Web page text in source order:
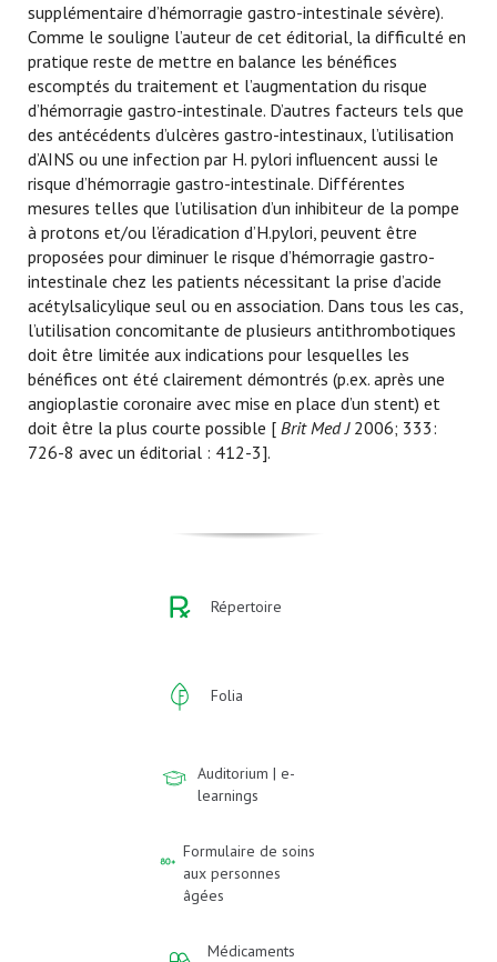
supplémentaire d’hémorragie gastro-intestinale sévère).
Comme le souligne l’auteur de cet éditorial, la difficulté en
pratique reste de mettre en balance les bénéfices
escomptés du traitement et l’augmentation du risque
d’hémorragie gastro-intestinale. D’autres facteurs tels que
des antécédents d’ulcères gastro-intestinaux, l’utilisation
d’AINS ou une infection par H. pylori influencent aussi le
risque d’hémorragie gastro-intestinale. Différentes
mesures telles que l’utilisation d’un inhibiteur de la pompe
à protons et/ou l’éradication d’H.pylori, peuvent être
proposées pour diminuer le risque d’hémorragie gastro-
intestinale chez les patients nécessitant la prise d’acide
acétylsalicylique seul ou en association. Dans tous les cas,
l’utilisation concomitante de plusieurs antithrombotiques
doit être limitée aux indications pour lesquelles les
bénéfices ont été clairement démontrés (p.ex. après une
angioplastie coronaire avec mise en place d’un stent) et
doit être la plus courte possible [ Brit Med J2006; 333:
726-8 avec un éditorial : 412-3].
Répertoire
Folia
Auditorium | e-
learnings
Formulaire de soins
aux personnes
âgées
Médicaments